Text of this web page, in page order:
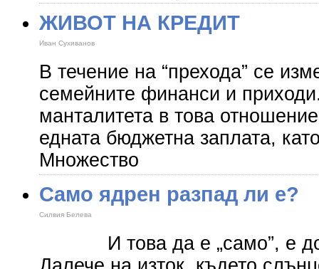
ЖИВОТ НА КРЕДИТ
Иван Сухиванов
В течение на “прехода” се
семейните финанси и
манталитета в това
едната бюджетна заплата,
Множество
Само ядрен разпад ли е?
Силвия Белева
И това да е „само”, е